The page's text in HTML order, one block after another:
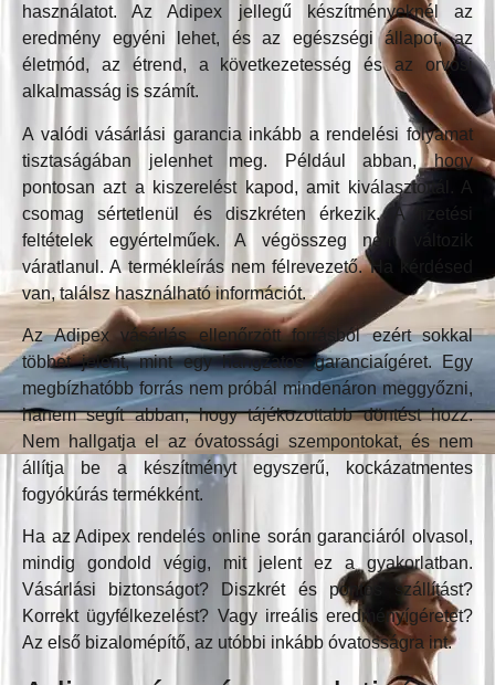
használatot. Az Adipex jellegű készítményeknél az
eredmény egyéni lehet, és az egészségi állapot, az
életmód, az étrend, a következetesség és az orvosi
alkalmasság is számít.
A valódi vásárlási garancia inkább a rendelési folyamat
tisztaságában jelenhet meg. Például abban, hogy
pontosan azt a kiszerelést kapod, amit kiválasztottál. A
csomag sértetlenül és diszkréten érkezik. A fizetési
feltételek egyértelműek. A végösszeg nem változik
váratlanul. A termékleírás nem félrevezető. Ha kérdésed
van, találsz használható információt.
Az Adipex vásárlás ellenőrzött forrásból ezért sokkal
többet jelent, mint egy hangzatos garanciaígéret. Egy
megbízhatóbb forrás nem próbál mindenáron meggyőzni,
hanem segít abban, hogy tájékozottabb döntést hozz.
Nem hallgatja el az óvatossági szempontokat, és nem
állítja be a készítményt egyszerű, kockázatmentes
fogyókúrás termékként.
Ha az Adipex rendelés online során garanciáról olvasol,
mindig gondold végig, mit jelent ez a gyakorlatban.
Vásárlási biztonságot? Diszkrét és pontos szállítást?
Korrekt ügyfélkezelést? Vagy irreális eredményígéretet?
Az első bizalomépítő, az utóbbi inkább óvatosságra int.